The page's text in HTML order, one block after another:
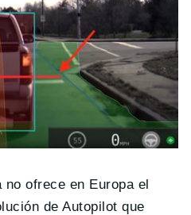
ofrece en Europa el
de Autopilot que